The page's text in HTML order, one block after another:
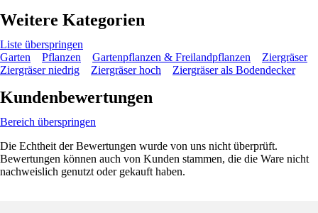
Weitere Kategorien
Liste überspringen
Garten
Pflanzen Gartenpflanzen & Freilandpflanzen
Ziergräser
Ziergräser niedrig
Ziergräser hoch Ziergräser als Bodendecker
Kundenbewertungen
Bereich überspringen
Die Echtheit der Bewertungen wurde von uns nicht überprüft.
Bewertungen können auch von Kunden stammen, die die Ware nicht
nachweislich genutzt oder gekauft haben.